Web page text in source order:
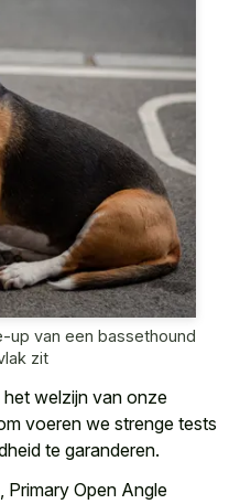
up van een bassethound
zit
welzijn van onze
voeren we strenge tests
te garanderen.
Primary Open Angle